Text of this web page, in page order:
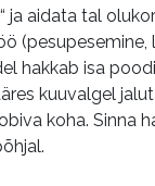
ja aidata tal
hakkab isa
kuuvalgel
koha. Sinna